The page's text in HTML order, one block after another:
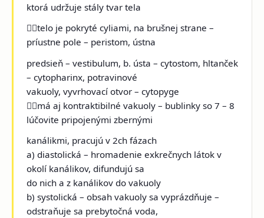
ktorá udržuje stály tvar tela
telo je pokryté cyliami, na brušnej strane –
príustne pole – peristom, ústna
predsieň – vestibulum, b. ústa – cytostom, hltanček
– cytopharinx, potravinové
vakuoly, vyvrhovací otvor – cytopyge
má aj kontraktibilné vakuoly – bublinky so 7 – 8
lúčovite pripojenými zbernými
kanálikmi, pracujú v 2ch fázach
a) diastolická – hromadenie exkrečnych látok v
okolí kanálikov, difundujú sa
do nich a z kanálikov do vakuoly
b) systolická – obsah vakuoly sa vyprázdňuje –
odstraňuje sa prebytočná voda,